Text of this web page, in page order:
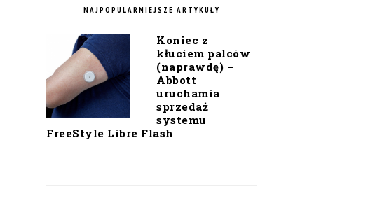
NAJPOPULARNIEJSZE ARTYKUŁY
Koniec z
kłuciem palców
(naprawdę) –
Abbott
uruchamia
sprzedaż
systemu
FreeStyle Libre Flash